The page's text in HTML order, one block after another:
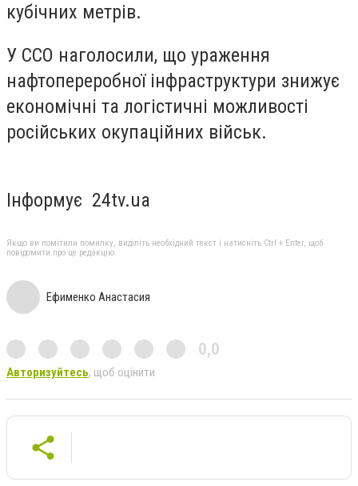
кубічних метрів.
У ССО наголосили, що ураження
нафтопереробної інфраструктури знижує
економічні та логістичні можливості
російських окупаційних військ.
Інформує 24tv.ua
Якщо ви помітили помилку, виділіть необхідний текст і натисніть Ctrl + Enter, щоб
повідомити про це редакцію
Ефименко Анастасия
0,0
Авторизуйтесь, щоб оцінити